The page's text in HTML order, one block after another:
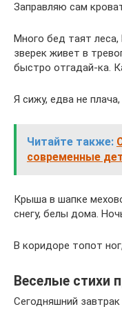
Заправляю сам
Много бед таят
зверек живет в
быстро отгадай-ка.
Я сижу, едва не
Читайте также:
современные
Крыша в шапке
снегу, белы дома.
В коридоре топот
Веселые стихи
Сегодняшний